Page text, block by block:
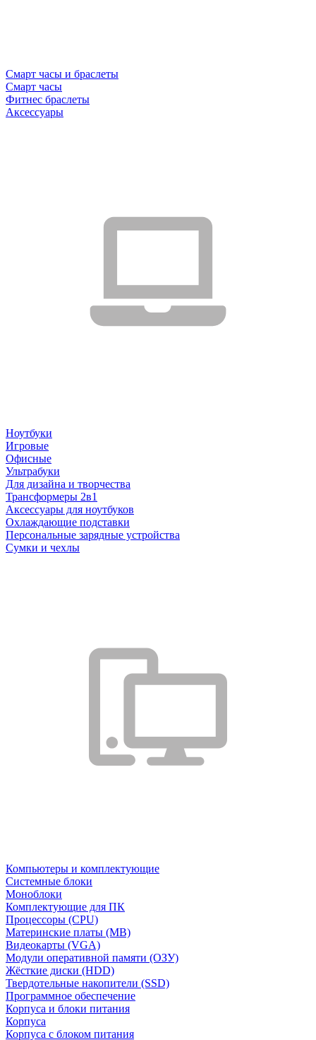
Смарт часы и браслеты
Смарт часы
Фитнес браслеты
Аксессуары
Ноутбуки
Игровые
Офисные
Ультрабуки
Для дизайна и творчества
Трансформеры 2в1
Аксессуары для ноутбуков
Охлаждающие подставки
Персональные зарядные устройства
Сумки и чехлы
Компьютеры и комплектующие
Системные блоки
Моноблоки
Комплектующие для ПК
Процессоры (CPU)
Материнские платы (MB)
Видеокарты (VGA)
Модули оперативной памяти (ОЗУ)
Жёсткие диски (HDD)
Твердотельные накопители (SSD)
Программное обеспечение
Корпуса и блоки питания
Корпуса
Корпуса с блоком питания